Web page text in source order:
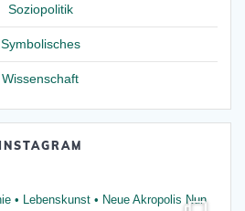
Soziopolitik
Symbolisches
Wissenschaft
INSTAGRAM